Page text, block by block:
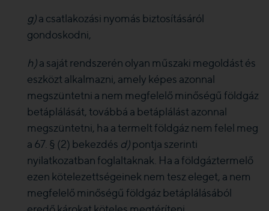
g)a csatlakozási nyomás biztosításáról
gondoskodni,
h)a saját rendszerén olyan műszaki megoldást és
eszközt alkalmazni, amely képes azonnal
megszüntetni a nem megfelelő minőségű földgáz
betáplálását, továbbá a betáplálást azonnal
megszüntetni, ha a termelt földgáz nem felel meg
a 67. § (2) bekezdés d)pontja szerinti
nyilatkozatban foglaltaknak. Ha a földgáztermelő
ezen kötelezettségeinek nem tesz eleget, a nem
megfelelő minőségű földgáz betáplálásából